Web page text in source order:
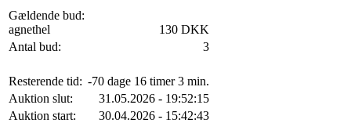
Gældende bud:
agnethel
130 DKK
Antal bud:
3
Resterende tid: -70 dage 16 timer 3 min.
Auktion slut:
31.05.2026 - 19:52:15
Auktion start:
30.04.2026 - 15:42:43